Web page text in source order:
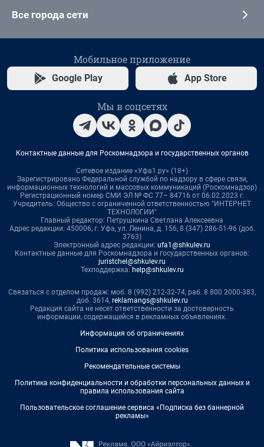
Все города сети
Мобильное приложение
Google Play App Store
Мы в соцсетях
Контактные данные для Роскомнадзора и государственных органов
Сетевое издание «Уфа1.ру» (18+)
Зарегистрировано Федеральной службой по надзору в сфере связи,
информационных технологий и массовых коммуникаций (Роскомнадзор)
Регистрационный номер СМИ ЭЛ № ФС 77– 84716 от 06.02.2023 г.
Учредитель: Общество с ограниченной ответственностью "ИНТЕРНЕТ
ТЕХНОЛОГИИ"
Главный редактор: Петрушкина Светлана Алексеевна
Адрес редакции: 450006, г. Уфа, ул. Ленина, д. 156, 8 (347) 286-51-96 (доб.
3763)
Электронный адрес редакции: ufa1@shkulev.ru
Контактные данные для Роскомнадзора и государственных органов:
juristchel@shkulev.ru
Техподдержка: help@shkulev.ru
Связаться с отделом продаж: моб. 8 (992) 212-32-74, раб. 8 800 2000-383,
доб. 3614, reklamangs@shkulev.ru
Редакция сайта не несет ответственности за достоверность
информации, содержащейся в рекламных объявлениях.
Информация об ограничениях
Политика использования cookies
Рекомендательные системы
Политика конфиденциальности и обработки персональных данных и
правила использования сайта
Пользовательское соглашение сервиса «Подписка без баннерной
рекламы»